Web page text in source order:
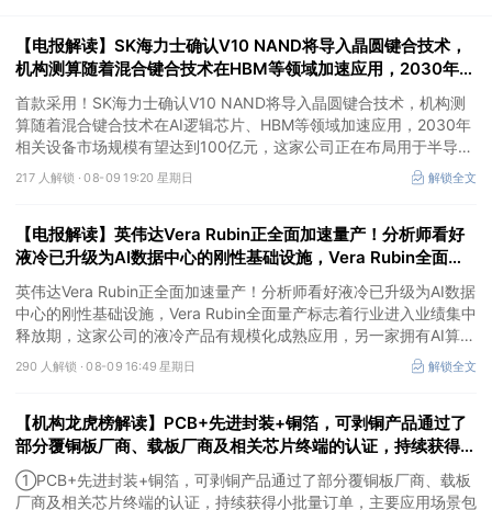
【电报解读】SK海力士确认V10 NAND将导入晶圆键合技术，
机构测算随着混合键合技术在HBM等领域加速应用，2030年相
关设备市场规模有望达到100亿元，这家公司正布局用于半导体
存储器产品的测试设备
首款采用！SK海力士确认V10 NAND将导入晶圆键合技术，机构测
算随着混合键合技术在AI逻辑芯片、HBM等领域加速应用，2030年
相关设备市场规模有望达到100亿元，这家公司正在布局用于半导体
存储器产品的测试设备，另一家混合键合设备相关收入占总营收的比
重约为2%。
217 人解锁 ·08-09 19:20 星期日 解锁全文
【电报解读】英伟达Vera Rubin正全面加速量产！分析师看好
液冷已升级为AI数据中心的刚性基础设施，Vera Rubin全面量
产标志着行业进入业绩集中释放期，这家公司的液冷产品有规模
化成熟应用
英伟达Vera Rubin正全面加速量产！分析师看好液冷已升级为AI数据
中心的刚性基础设施，Vera Rubin全面量产标志着行业进入业绩集中
释放期，这家公司的液冷产品有规模化成熟应用，另一家拥有AI算力
液冷散热产品结构综合解决方案能力，产品最终主要应用于英伟达等
知名终端品牌。
290 人解锁 ·08-09 16:49 星期日 解锁全文
【机构龙虎榜解读】PCB+先进封装+铜箔，可剥铜产品通过了
部分覆铜板厂商、载板厂商及相关芯片终端的认证，持续获得小
批量订单，主要应用场景包括芯片封装光模块用PCB，机构大
额净买入这家公司
①PCB+先进封装+铜箔，可剥铜产品通过了部分覆铜板厂商、载板
厂商及相关芯片终端的认证，持续获得小批量订单，主要应用场景包